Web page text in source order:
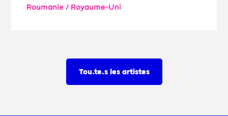
Roumanie / Royaume-Uni
Tou.te.s les artistes